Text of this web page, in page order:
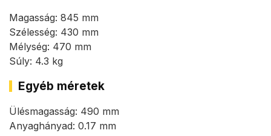
Magasság: 845 mm
Szélesség: 430 mm
Mélység: 470 mm
Súly: 4.3 kg
Egyéb méretek
Ülésmagasság: 490 mm
Anyaghányad: 0.17 mm